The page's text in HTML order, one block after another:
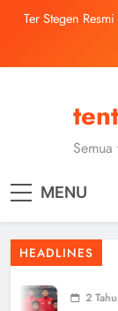
SkipTer Stegen
Pinjaman dari
Trabzonspor
Medis
2026, Siap
Kerolin Resmi
Dilaporkan
Trabzonspor
Malang United U-
2026, Siap Tatap
MENU
HEADLINES
2 Tahun